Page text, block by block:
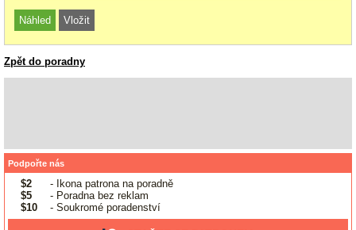
Zpět do poradny
Podpořte nás
$2
- Ikona patrona na poradně
$5
- Poradna bez reklam
$10
- Soukromé poradenství